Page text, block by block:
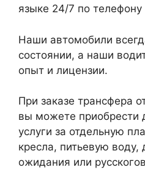
языке 24/7 по телефону
Наши автомобили
состоянии, а наши
опыт и лицензии.
При заказе трансфера
вы можете приобрести
услуги за отдельную
кресла, питьевую воду,
ожидания или